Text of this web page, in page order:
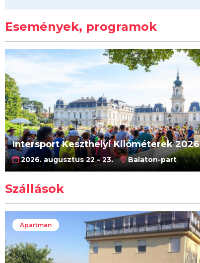
Események, programok
Intersport Keszthelyi Kilóméterek 2026
2026. augusztus 22 – 23. Balaton-part
Szállások
Apartman